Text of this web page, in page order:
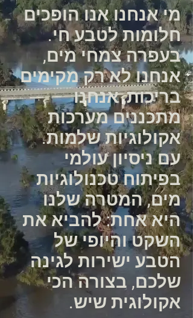
מי אנחנו אנו הופכים
חלומות לטבע חי.
בעפרה צמחי מים,
אנחנו לא רק מקימים
בריכות, אנחנו
מתכננים מערכות
אקולוגיות שלמות.
עם ניסיון עולמי
בפיתוח טכנולוגיות
מים, המטרה שלנו
היא אחת: להביא את
השקט והיופי של
הטבע ישירות לגינה
שלכם, בצורה הכי
אקולוגית שיש.